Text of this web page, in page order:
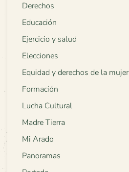
Derechos
Educación
Ejercicio y salud
Elecciones
Equidad y derechos de la mujer
Formación
Lucha Cultural
Madre Tierra
Mi Arado
Panoramas